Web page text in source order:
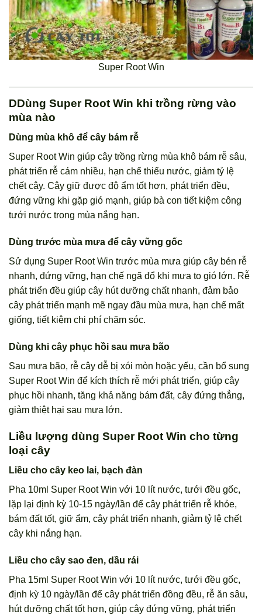
Super Root Win
DDùng Super Root Win khi trồng rừng vào
mùa nào
Dùng mùa khô để cây bám rễ
Super Root Win giúp cây trồng rừng mùa khô bám rễ sâu,
phát triển rễ cám nhiều, hạn chế thiếu nước, giảm tỷ lệ
chết cây. Cây giữ được độ ẩm tốt hơn, phát triển đều,
đứng vững khi gặp gió mạnh, giúp bà con tiết kiệm công
tưới nước trong mùa nắng hạn.
Dùng trước mùa mưa để cây vững gốc
Sử dụng Super Root Win trước mùa mưa giúp cây bén rễ
nhanh, đứng vững, hạn chế ngã đổ khi mưa to gió lớn. Rễ
phát triển đều giúp cây hút dưỡng chất nhanh, đảm bảo
cây phát triển mạnh mẽ ngay đầu mùa mưa, hạn chế mất
giống, tiết kiệm chi phí chăm sóc.
Dùng khi cây phục hồi sau mưa bão
Sau mưa bão, rễ cây dễ bị xói mòn hoặc yếu, cần bổ sung
Super Root Win để kích thích rễ mới phát triển, giúp cây
phục hồi nhanh, tăng khả năng bám đất, cây đứng thẳng,
giảm thiệt hại sau mưa lớn.
Liều lượng dùng Super Root Win cho từng
loại cây
Liều cho cây keo lai, bạch đàn
Pha 10ml Super Root Win với 10 lít nước, tưới đều gốc,
lặp lại định kỳ 10-15 ngày/lần để cây phát triển rễ khỏe,
bám đất tốt, giữ ẩm, cây phát triển nhanh, giảm tỷ lệ chết
cây khi nắng hạn.
Liều cho cây sao đen, dầu rái
Pha 15ml Super Root Win với 10 lít nước, tưới đều gốc,
định kỳ 10 ngày/lần để cây phát triển đồng đều, rễ ăn sâu,
hút dưỡng chất tốt hơn, giúp cây đứng vững, phát triển